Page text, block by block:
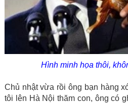
Hình minh họa thôi,
Chủ nhật vừa rồi ông bạn hàng
tôi lên Hà Nội thăm con, ông có